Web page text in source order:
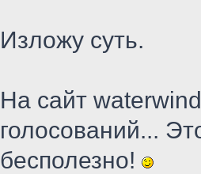
Изложу суть.
На сайт
голосований...
бесполезно!